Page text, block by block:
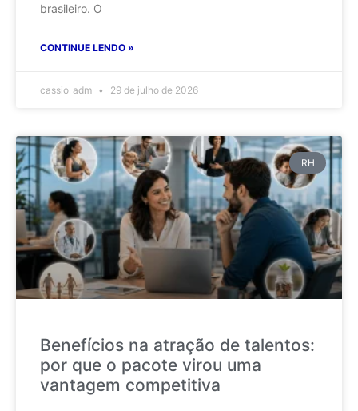
brasileiro. O
CONTINUE LENDO »
cassio_adm 29 de julho de 2026
RH
Benefícios na atração de talentos:
por que o pacote virou uma
vantagem competitiva